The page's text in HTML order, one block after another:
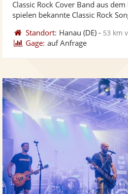
Classic Rock Cover Band aus
spielen bekannte Classic Rock
Standort: Hanau (DE) - 53 km
Gage: auf Anfrage